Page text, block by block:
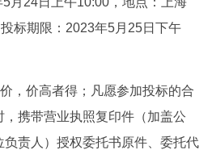
投标期限： 2023年5月25日下午
，价高者得；凡愿参加投标的合
，携带营业执照复印件（加盖公
责人）授权委托书原件、委托代